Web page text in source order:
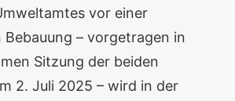
vor einer
– vorgetragen in
Sitzung der beiden
2. Juli 2025 – wird in der